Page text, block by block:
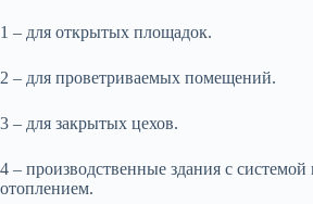
1 – для открытых площадок.
2 – для проветриваемых помещений.
3 – для закрытых цехов.
4 – производственные здания с
отоплением.